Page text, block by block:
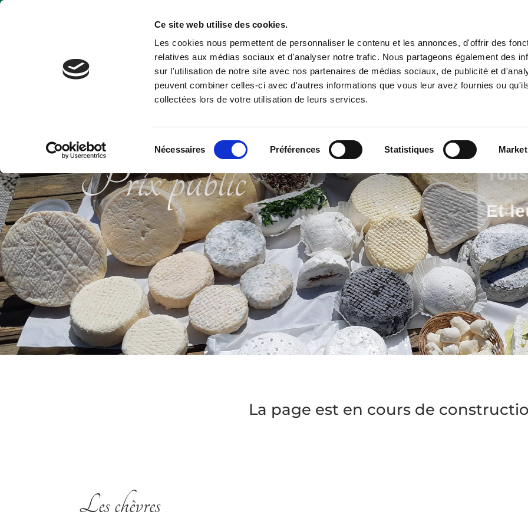
Ce site web utilise des cookies.
Les cookies nous permettent de personnaliser le contenu et les annonces, d'offrir des
relatives aux médias sociaux et d'analyser notre trafic. Nous partageons également des
sur l'utilisation de notre site avec nos partenaires de médias sociaux, de publicité et
peuvent combiner celles-ci avec d'autres informations que vous leur avez fournies ou
collectées lors de votre utilisation de leurs services.
Nécessaires Préférences Statistiques
Fromagerie Bergerie Visites Où trouver nos fromages
Prix public
Et
La page est en cours de
Les chèvres